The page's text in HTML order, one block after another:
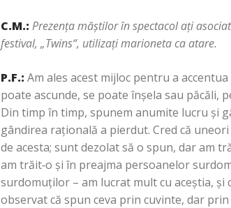
C.M.: Prezenţa măştilor în spectacol aţi asociat
festival, „Twins“, utilizaţi marioneta ca atare.
P.F.: Am ales acest mijloc pentru a
poate ascunde, se poate înşela sau păcăli,
Din timp în timp, spunem anumite lucru şi
gândirea raţională a pierdut. Cred că
de acesta; sunt dezolat să o spun, dar am
am trăit‑o şi în preajma persoanelor
surdomuţilor – am lucrat mult cu aceştia,
observat că spun ceva prin cuvinte, dar